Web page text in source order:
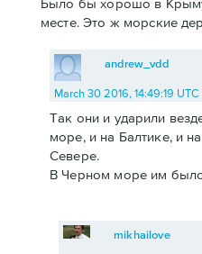
Было бы хорошо в
месте. Это ж морские
andrew_vdd
March 30 2016, 14:49:19 UTC
Так они и ударили
море, и на Балтике, и
Севере.
В Черном море им было
mikhailove